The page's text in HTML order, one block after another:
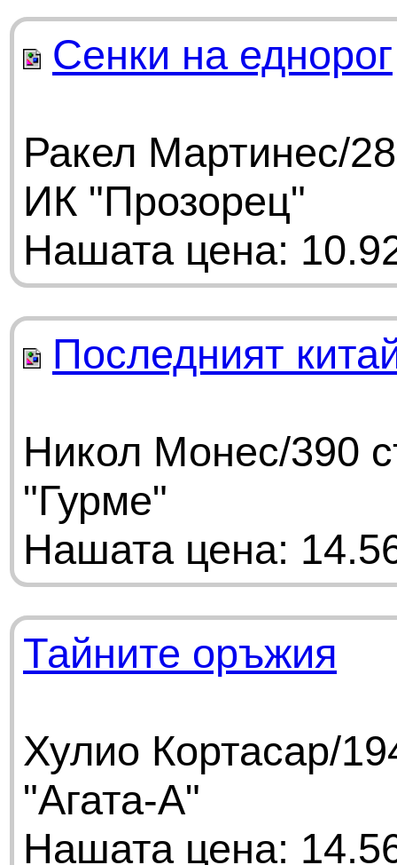
Сенки на еднорог
Ракел Мартинес/
ИК "Прозорец"
Нашата цена:
Последният
Никол Монес/390
"Гурме"
Нашата цена:
Тайните оръжия
Хулио Кортасар/
"Агата-А"
Нашата цена: